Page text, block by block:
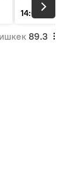
14:01
3 мин
89.3